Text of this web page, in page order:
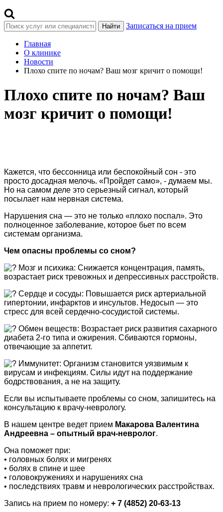
Найти Записаться на прием
Главная
О клинике
Новости
Плохо спите по ночам? Ваш мозг кричит о помощи!
Плохо спите по ночам? Ваш
мозг кричит о помощи!
Кажется, что бессонница или беспокойный сон - это
просто досадная мелочь. «Пройдет само», - думаем мы.
Но на самом деле это серьезный сигнал, который
посылает нам нервная система.
Нарушения сна — это не только «плохо поспал». Это
полноценное заболевание, которое бьет по всем
системам организма.
Чем опасны проблемы со сном?
Мозг и психика: Снижается концентрация, память,
возрастает риск тревожных и депрессивных расстройств.
Сердце и сосуды: Повышается риск артериальной
гипертонии, инфарктов и инсультов. Недосып — это
стресс для всей сердечно-сосудистой системы.
Обмен веществ: Возрастает риск развития сахарного
диабета 2-го типа и ожирения. Сбиваются гормоны,
отвечающие за аппетит.
Иммунитет: Организм становится уязвимым к
вирусам и инфекциям. Силы идут на поддержание
бодрствования, а не на защиту.
Если вы испытываете проблемы со сном, запишитесь на
консультацию к врачу-неврологу.
В нашем центре ведет прием Макарова Валентина
Андреевна – опытный врач-невролог.
Она поможет при:
• головных болях и мигренях
• болях в спине и шее
• головокружениях и нарушениях сна
• последствиях травм и неврологических расстройствах.
Запись на прием по номеру: + 7 (4852) 20-63-13